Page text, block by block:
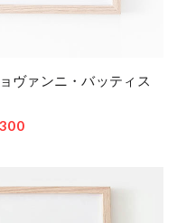
ヴァンニ・バッティス